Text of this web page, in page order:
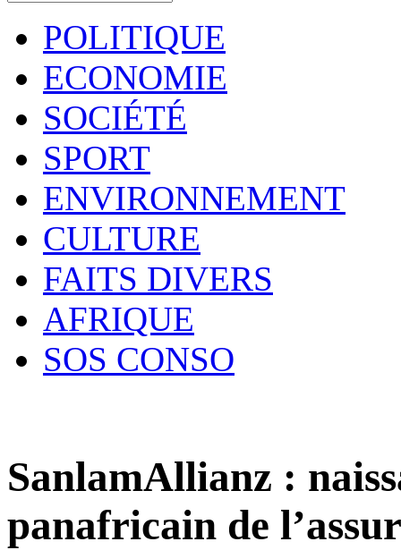
POLITIQUE
ECONOMIE
SOCIÉTÉ
SPORT
ENVIRONNEMENT
CULTURE
FAITS DIVERS
AFRIQUE
SOS CONSO
SanlamAllianz :
panafricain de